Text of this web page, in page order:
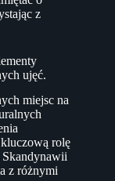
z
ujęć.
miejsc na
rolę
z różnymi